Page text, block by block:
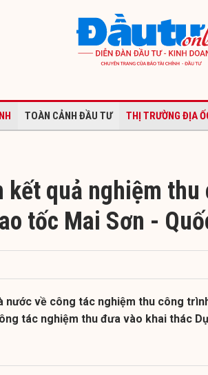
TOÀN CẢNH ĐẦU TƯ THỊ TRƯỜNG ĐỊA
kết quả nghiệm
tốc Mai Sơn -
nước về công tác nghiệm thu công
tác nghiệm thu đưa vào khai thác